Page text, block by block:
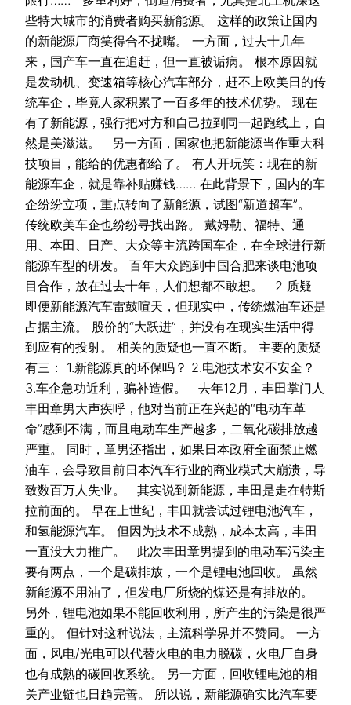
些特大城市的消费者购买新能源。 这样的政策让国内
的新能源厂商笑得合不拢嘴。 一方面，过去十几年
来，国产车一直在追赶，但一直被诟病。 根本原因就
是发动机、变速箱等核心汽车部分，赶不上欧美日的传
统车企，毕竟人家积累了一百多年的技术优势。 现在
有了新能源，强行把对方和自己拉到同一起跑线上，自
然是美滋滋。 另一方面，国家也把新能源当作重大科
技项目，能给的优惠都给了。 有人开玩笑：现在的新
能源车企，就是靠补贴赚钱…… 在此背景下，国内的车
企纷纷立项，重点转向了新能源，试图“新道超车”。
传统欧美车企也纷纷寻找出路。 戴姆勒、福特、通
用、本田、日产、大众等主流跨国车企，在全球进行新
能源车型的研发。 百年大众跑到中国合肥来谈电池项
目合作，放在过去十年，人们想都不敢想。 2 质疑
即便新能源汽车雷鼓喧天，但现实中，传统燃油车还是
占据主流。 股价的“大跃进”，并没有在现实生活中得
到应有的投射。 相关的质疑也一直不断。 主要的质疑
有三： 1.新能源真的环保吗？ 2.电池技术安不安全？
3.车企急功近利，骗补造假。 去年12月，丰田掌门人
丰田章男大声疾呼，他对当前正在兴起的“电动车革
命”感到不满，而且电动车生产越多，二氧化碳排放越
严重。 同时，章男还指出，如果日本政府全面禁止燃
油车，会导致目前日本汽车行业的商业模式大崩溃，导
致数百万人失业。 其实说到新能源，丰田是走在特斯
拉前面的。 早在上世纪，丰田就尝试过锂电池汽车，
和氢能源汽车。 但因为技术不成熟，成本太高，丰田
一直没大力推广。 此次丰田章男提到的电动车污染主
要有两点，一个是碳排放，一个是锂电池回收。 虽然
新能源不用油了，但发电厂所烧的煤还是有排放的。
另外，锂电池如果不能回收利用，所产生的污染是很严
重的。 但针对这种说法，主流科学界并不赞同。 一方
面，风电/光电可以代替火电的电力脱碳，火电厂自身
也有成熟的碳回收系统。 另一方面，回收锂电池的相
关产业链也日趋完善。 所以说，新能源确实比汽车要